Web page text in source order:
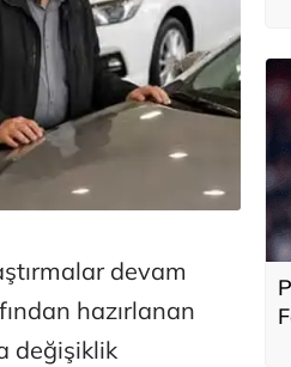
devam
hazırlanan
değişiklik